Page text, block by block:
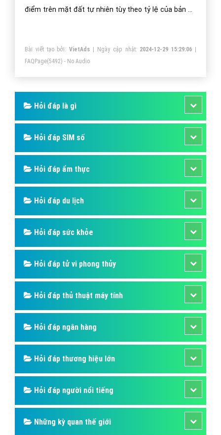
điểm trên mặt đất tự nhiên tùy theo tỷ lệ của bản đồ
Bài viết tạo bởi:VietAds | Ngày cập nhật: 2024-12-29 15:29:06 |
FAQPage(5492) - No Audio
Hỏi đáp là gì
Hỏi đáp SIM số
Hỏi đáp ẩm thực
Hỏi đáp du lịch
Hỏi đáp sức khỏe
Hỏi đáp tử vi phong thủy
Hỏi đáp thủ thuật máy tính
Hỏi đáp ngân hàng
Hỏi đáp thương hiệu lớn
Hỏi đáp người nổi tiếng
Những kỳ quan thế giới